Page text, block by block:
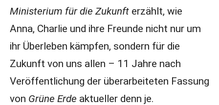
Ministerium für die Zukunfterzählt, wie
Anna, Charlie und ihre Freunde nicht nur um
ihr Überleben kämpfen, sondern für die
Zukunft von uns allen – 11 Jahre nach
Veröffentlichung der überarbeiteten Fassung
von Grüne Erde aktueller denn je.